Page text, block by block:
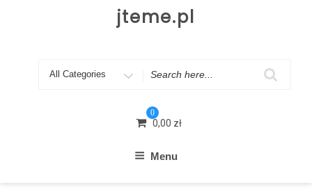
jteme.pl
Search
0
0,00 zł
Menu